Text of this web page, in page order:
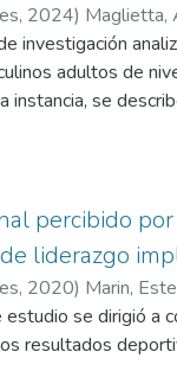
, 2024) Maglietta,
investigación
adultos de
instancia, se
las
descriptivo para
la búsqueda de
tests de
negativas, pero
con el salto
y la relación
amateur. Como
percibido
liderazgo
, 2020) Marin,
se dirigió a
resultados